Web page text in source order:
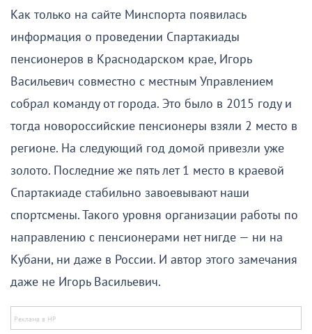
Как только на сайте Минспорта появилась
информация о проведении Спартакиады
пенсионеров в Краснодарском крае, Игорь
Васильевич совместно с местным Управлением
собрал команду от города. Это было в 2015 году и
тогда новороссийские пенсионеры взяли 2 место в
регионе. На следующий год домой привезли уже
золото. Последние же пять лет 1 место в краевой
Спартакиаде стабильно завоевывают наши
спортсмены. Такого уровня организации работы по
направлению с пенсионерами нет нигде — ни на
Кубани, ни даже в России. И автор этого замечания
даже не Игорь Васильевич.